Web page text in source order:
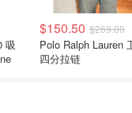
$150.50 $269.00
Polo Ralph Lauren 卫衣
四分拉链